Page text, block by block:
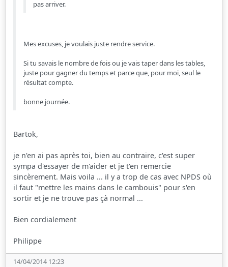
pas arriver.
Mes excuses, je voulais juste rendre service.
Si tu savais le nombre de fois ou je vais taper dans les tables,
juste pour gagner du temps et parce que, pour moi, seul le
résultat compte.
bonne journée.
Bartok,
je n'en ai pas après toi, bien au contraire, c'est super
sympa d'essayer de m'aider et je t'en remercie
sincèrement. Mais voila ... il y a trop de cas avec NPDS où
il faut "mettre les mains dans le cambouis" pour s'en
sortir et je ne trouve pas çà normal ...
Bien cordialement
Philippe
14/04/2014 12:23